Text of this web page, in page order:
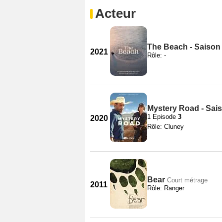
Acteur
2021
The Beach - Saison
Rôle: -
2020
Mystery Road -
1 Episode 3
Rôle: Cluney
2011
Bear Court métrage
Rôle: Ranger